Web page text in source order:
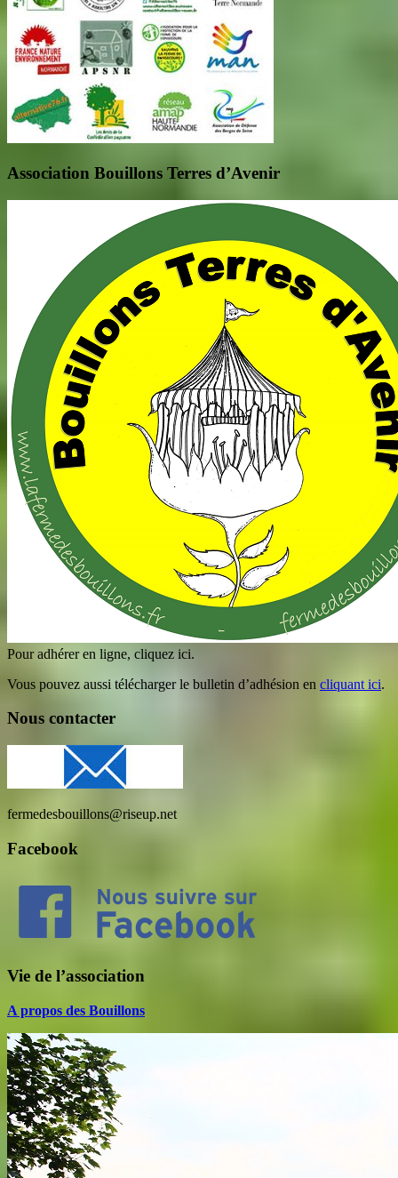
Association Bouillons Terres d’Avenir
Pour adhérer en ligne, cliquez ici.
Vous pouvez aussi télécharger le bulletin d’adhésion en cliquant ici.
Nous contacter
fermedesbouillons@riseup.net
Facebook
Vie de l’association
A propos des Bouillons